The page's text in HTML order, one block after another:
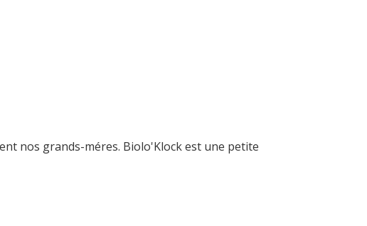
nos grands-méres. Biolo'Klock est une petite